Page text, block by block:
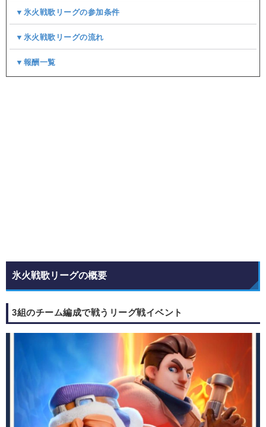
▼氷火戦歌リーグの参加条件
▼氷火戦歌リーグの流れ
▼報酬一覧
氷火戦歌リーグの概要
3組のチーム編成で戦うリーグ戦イベント